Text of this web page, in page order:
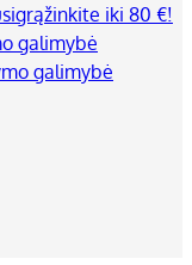
iki 80 €!
galimybė
galimybė